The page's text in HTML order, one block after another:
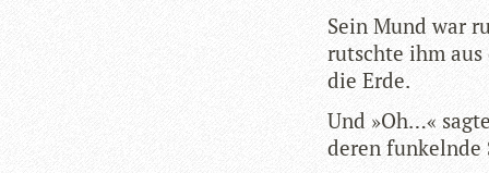
Sein Mund war
rutschte ihm
die Erde.
Und »Oh…«
deren fun­kelnde